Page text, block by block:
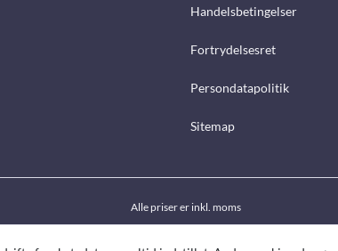
Handelsbetingelser
Fortrydelsesret
Persondatapolitik
Sitemap
Alle priser er inkl. moms